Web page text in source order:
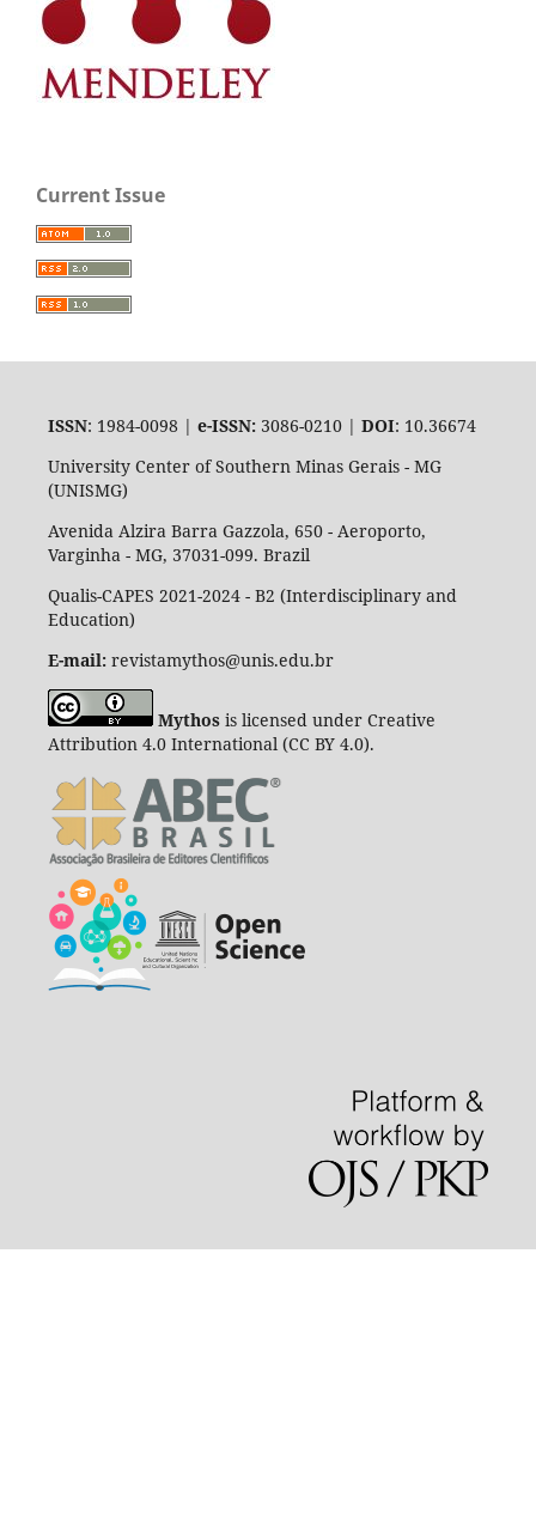
Current Issue
ISSN: 1984-0098 | e-ISSN:3086-0210 | DOI: 10.36674
University Center of Southern Minas Gerais - MG
(UNISMG)
Avenida Alzira Barra Gazzola, 650 - Aeroporto,
Varginha - MG, 37031-099. Brazil
Qualis-CAPES 2021-2024 - B2 (Interdisciplinary and
Education)
E-mail:revistamythos@unis.edu.br
Mythosis licensed under Creative
Attribution 4.0 International (CC BY 4.0).